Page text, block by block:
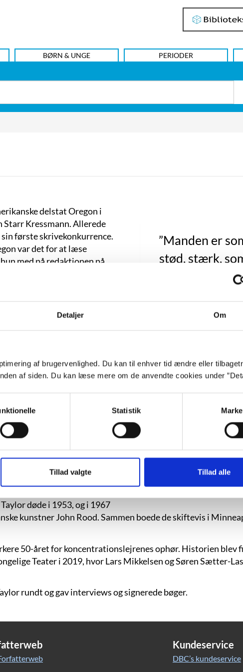
Detaljer Om
af brugervenlighed. Du kan til enhver tid ændre eller
af siden. Du kan læse mere om de anvendte cookies under
Statistik
Tillad valgte Tillad alle
BØRN & UNGE PERIODER
”Manden er
stød, stærk,
taler og
Men jeg
han er helt
pøbel. De
begyndt på
muligvis
overfladen,
bevægelse
delstat Oregon i
Starr Kressmann. Allerede
første skrivekonkurrence.
var det for at læse
med på redaktionen på
af studerende. Efter sin
som tekstforfatter
Sammen
Unknown” så dagens lys,
med Kathrines
under en kvindes navn,
fornavnet udeladt. Det blev
udkom historien for
hollandske udgave blev
i Moskva. Bogen blev
samme år som den
bog, “Until that Day” fra
Bernhard, der søgte asyl i
i journalistik og kreativ
døde i 1953, og i 1967
kunstner John Rood. Sammen boede de skiftevis i
50-året for koncentrationslejrenes ophør. Historien blev
Teater i 2019, hvor Lars Mikkelsen og Søren Sætter-
rundt og gav interviews og signerede bøger.
Kundeservice
DBC’s kundeservice